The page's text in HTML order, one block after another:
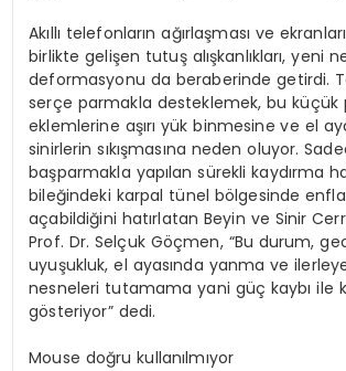
Akıllı telefonların ağırlaşması ve
birlikte gelişen tutuş alışkanlıkları, yeni
deformasyonu da beraberinde getirdi.
serçe parmakla desteklemek, bu küçük
eklemlerine aşırı yük binmesine ve el
sinirlerin sıkışmasına neden oluyor.
başparmakla yapılan sürekli kaydırma
bileğindeki karpal tünel bölgesinde
açabildiğini hatırlatan Beyin ve Sinir
Prof. Dr. Selçuk Göçmen, “Bu durum,
uyuşukluk, el ayasında yanma ve
nesneleri tutamama yani güç kaybı ile
gösteriyor” dedi.
Mouse doğru kullanılmıyor